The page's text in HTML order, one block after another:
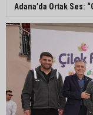
Adana’da Ortak Ses: